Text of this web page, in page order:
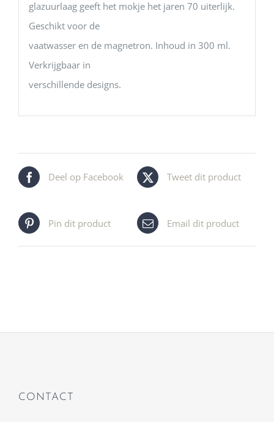
glazuurlaag geeft het mokje het jaren 70 uiterlijk.
Geschikt voor de
vaatwasser en de magnetron. Inhoud in 300 ml.
Verkrijgbaar in
verschillende designs.
Deel op Facebook Tweet dit product
Pin dit product Email dit product
CONTACT